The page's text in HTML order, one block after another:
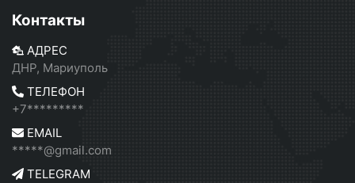
Контакты
АДРЕС
ДНР, Мариуполь
ТЕЛЕФОН
+7*********
EMAIL
*****@gmail.com
TELEGRAM